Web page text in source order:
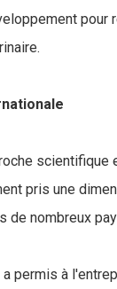
pour
scientifique
pris une
de nombreux
permis à